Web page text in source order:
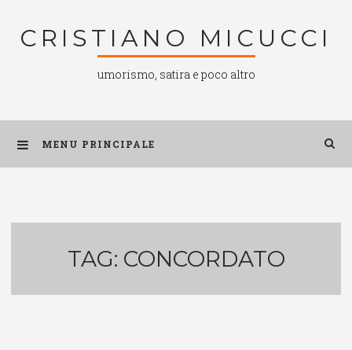
CRISTIANO MICUCCI
umorismo, satira e poco altro
MENU PRINCIPALE
TAG: CONCORDATO